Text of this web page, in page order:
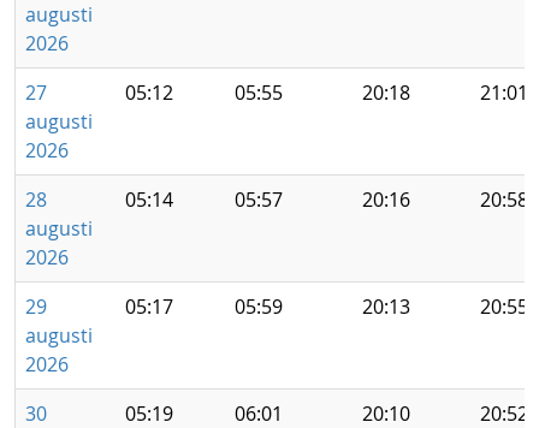
augusti
2026
27
augusti
2026
05:12 05:55 20:18 21:01
28
augusti
2026
05:14 05:57 20:16 20:58
29
augusti
2026
05:17 05:59 20:13 20:55
30
05:19 06:01 20:10 20:52